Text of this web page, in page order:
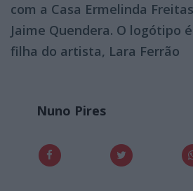
com a Casa Ermelinda
Jaime Quendera. O logótipo
filha do artista, Lara Ferrão
Nuno Pires